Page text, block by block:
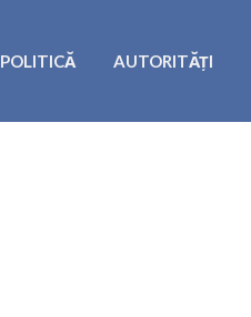
POLITICĂ AUTORITĂȚI